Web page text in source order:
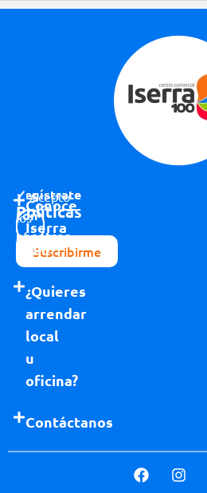
Regístrate
con
nosotros
Acepto
los
términos y
condiciones
Suscribirme
Conoce
Iserra
100
¿Quieres
arrendar
local
u
oficina?
Contáctanos
Políticas